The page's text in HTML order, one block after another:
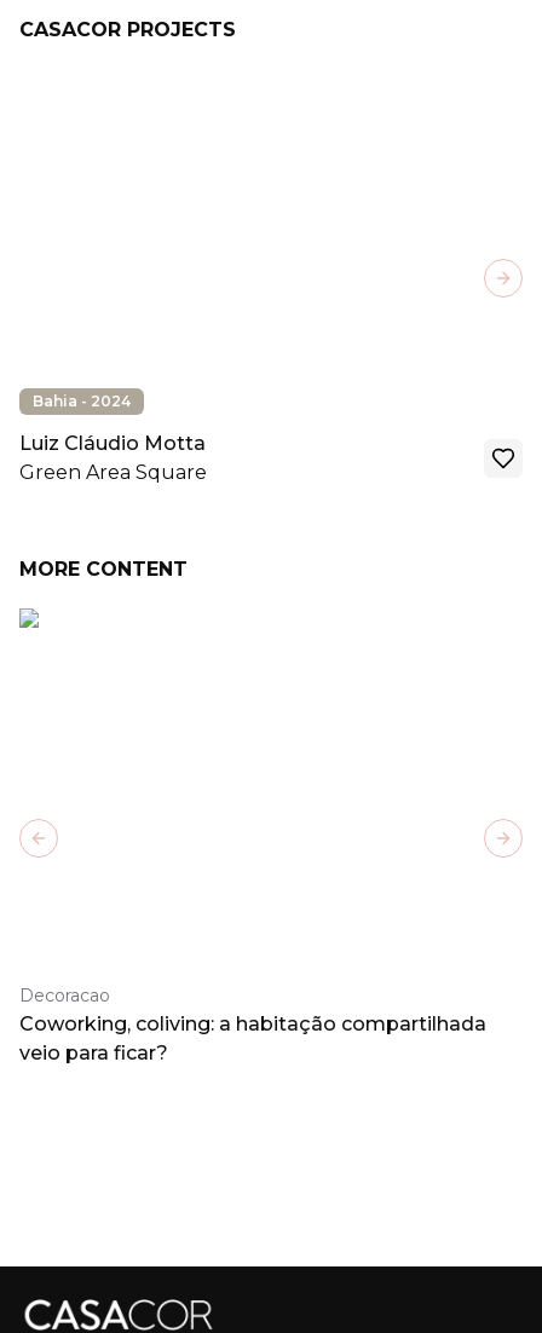
CASACOR PROJECTS
Bahia - 2024
Luiz Cláudio Motta
Green Area Square
MORE CONTENT
Decoracao
Coworking, coliving: a habitação compartilhada
veio para ficar?
Previous slide